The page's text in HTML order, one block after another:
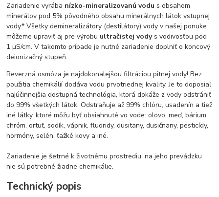
Zariadenie vyrába nízko-mineralizovanú vodu s obsahom
minerálov pod 5% pôvodného obsahu minerálnych látok vstupnej
vody.* Všetky demineralizátory (destilátory) vody v našej ponuke
môžeme upraviť aj pre výrobu ultračistej vody s vodivosťou pod
1 µS/cm. V takomto prípade je nutné zariadenie doplniť o koncový
deionizačný stupeň.
Reverzná osmóza je najdokonalejšou filtráciou pitnej vody! Bez
použitia chemikálií dodáva vodu prvotriednej kvality. Je to doposiaľ
najúčinnejšia dostupná technológia, ktorá dokáže z vody odstrániť
do 99% všetkých látok. Odstraňuje až 99% chlóru, usadenín a tiež
iné látky, ktoré môžu byť obsiahnuté vo vode: olovo, meď, bárium,
chróm, ortuť, sodík, vápnik, fluoridy, dusitany, dusičnany, pesticídy,
hormóny, selén, ťažké kovy a iné.
Zariadenie je šetrné k životnému prostrediu, na jeho prevádzku
nie sú potrebné žiadne chemikálie.
Technický popis